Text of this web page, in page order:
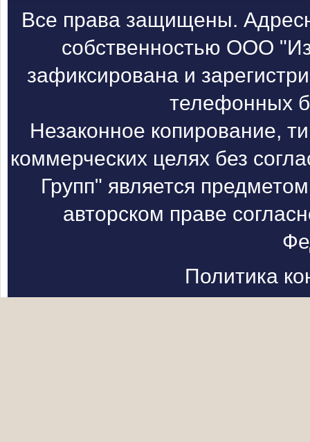
Все права защищены.
собственностью ООО
зафиксирована и
телефонных
Незаконное копирование,
коммерческих целях без
Групп" является
авторском праве
Политика